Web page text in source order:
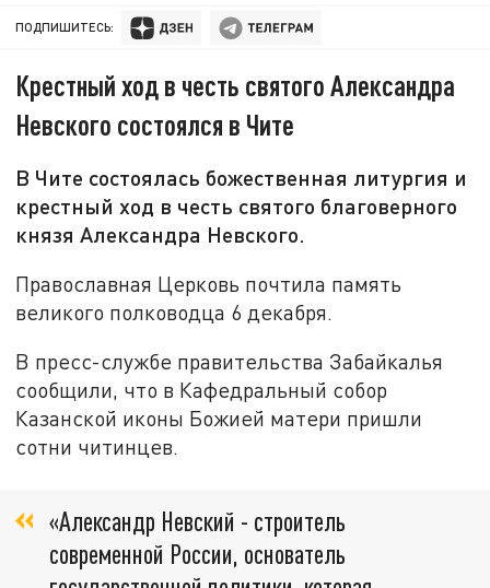
ПОДПИШИТЕСЬ:
Крестный ход в честь святого Александра
Невского состоялся в Чите
В Чите состоялась божественная литургия и
крестный ход в честь святого благоверного
князя Александра Невского.
Православная Церковь почтила память
великого полководца 6 декабря.
В пресс-службе правительства Забайкалья
сообщили, что в Кафедральный собор
Казанской иконы Божией матери пришли
сотни читинцев.
«Александр Невский - строитель
современной России, основатель